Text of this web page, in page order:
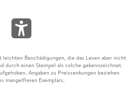
Beschädigungen, die das Lesen aber nicht
durch einen Stempel als solche gekennzeichnet.
Angaben zu Preissenkungen beziehen
mangelfreien Exemplars.